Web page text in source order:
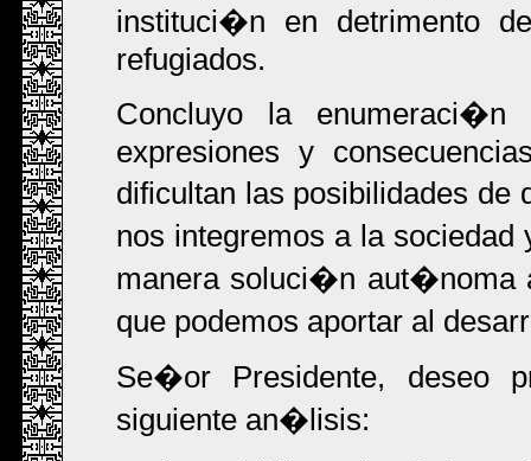
instituci�n en detrimento
refugiados.
Concluyo la
expresiones y
dificultan las posibilidades
nos integremos a la
manera soluci�n aut�noma
que podemos aportar al
Se�or Presidente, deseo
siguiente an�lisis: